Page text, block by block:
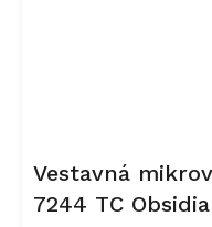
Vestavná
7244 TC